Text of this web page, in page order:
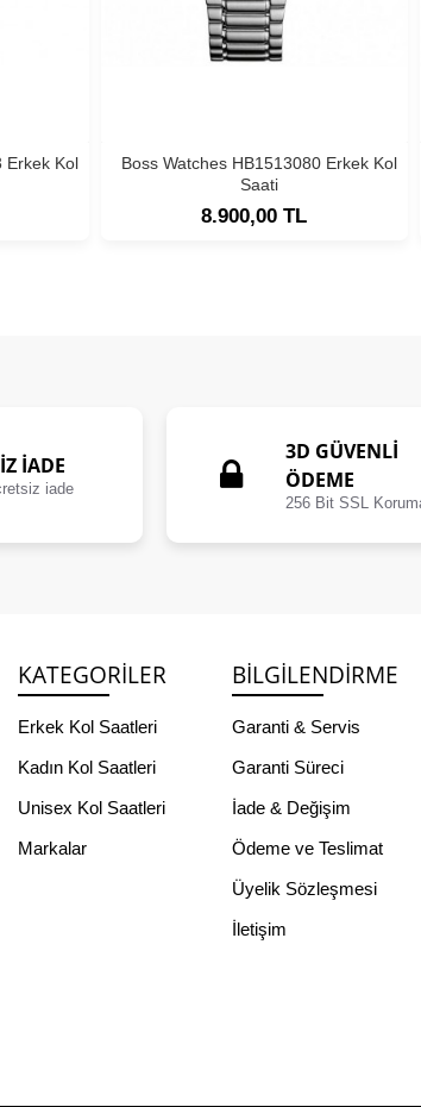
Erkek Kol
Boss Watches HB1513080 Erkek Kol
Saati
8.900,00 TL
İADE
iade
3D GÜVENLİ
ÖDEME
256 Bit SSL
KATEGORILER
Erkek Kol Saatleri
Kadın Kol Saatleri
Unisex Kol Saatleri
Markalar
BILGILENDIRME
Garanti & Servis
Garanti Süreci
İade & Değişim
Ödeme ve Teslimat
Üyelik Sözleşmesi
İletişim